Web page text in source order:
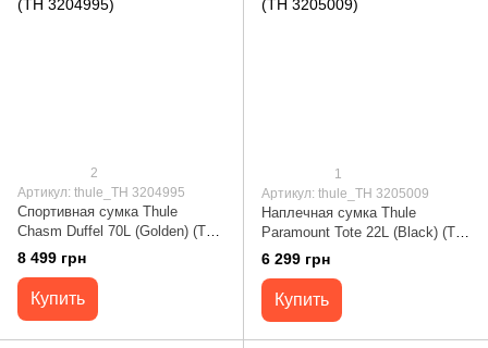
2
Артикул: thule_TH 3204995
Спортивная сумка Thule
Chasm Duffel 70L (Golden) (TH
3204995)
8 499 грн
Купить
1
Артикул: thule_TH 3205009
Наплечная сумка Thule
Paramount Tote 22L (Black) (TH
3205009)
6 299 грн
Купить